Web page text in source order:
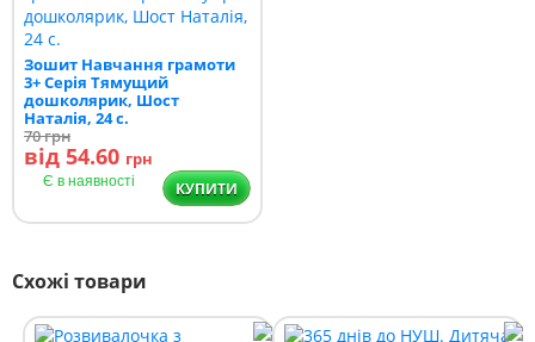
Зошит Навчання грамоти
3+ Серія Тямущий
дошколярик, Шост
Наталія, 24 с.
70грн
від 54.60 грн
Є в наявності КУПИТИ
Схожі товари